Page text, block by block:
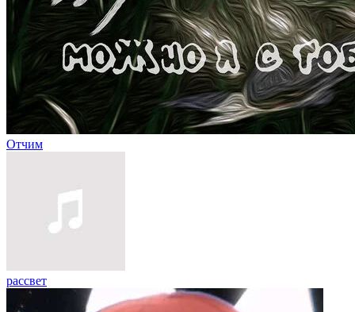
Отчим
рассвет